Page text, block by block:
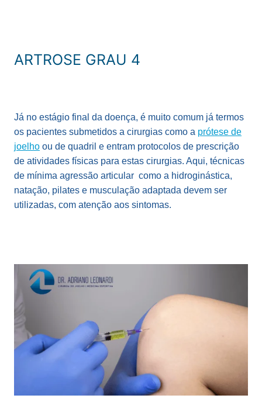
ARTROSE GRAU 4
Já no estágio final da doença, é muito comum já termos
os pacientes submetidos a cirurgias como a prótese de
joelho ou de quadril e entram protocolos de prescrição
de atividades físicas para estas cirurgias. Aqui, técnicas
de mínima agressão articular como a hidroginástica,
natação, pilates e musculação adaptada devem ser
utilizadas, com atenção aos sintomas.